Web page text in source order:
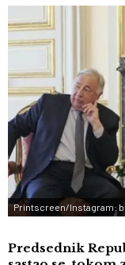
Printscreen/Instagram:
Predsednik